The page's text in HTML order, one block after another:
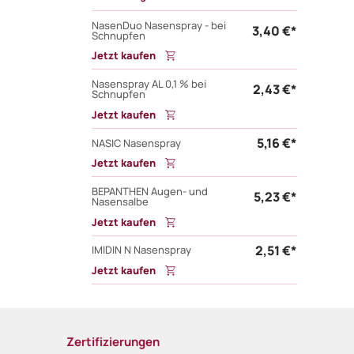
NasenDuo Nasenspray - bei
Schnupfen 3,40 €*
Jetzt kaufen
Nasenspray AL 0,1 % bei
Schnupfen 2,43 €*
Jetzt kaufen
NASIC Nasenspray
5,16 €*
Jetzt kaufen
BEPANTHEN Augen- und
Nasensalbe 5,23 €*
Jetzt kaufen
IMIDIN N Nasenspray
2,51 €*
Jetzt kaufen
Zertifizierungen